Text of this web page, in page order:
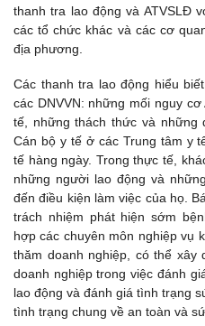
thanh tra lao động và ATVSLĐ
các tổ chức khác và các cơ
địa phương.
Các thanh tra lao động hiểu
các DNVVN: những mối nguy
tế, những thách thức và những
Cán bộ y tế ở các Trung tâm y
tế hàng ngày. Trong thực tế,
những người lao động và
đến điều kiện làm việc của họ.
trách nhiệm phát hiện sớm
hợp các chuyên môn nghiệp vụ
thăm doanh nghiệp, có thể
doanh nghiệp trong việc đánh
lao động và đánh giá tình trạng
tình trạng chung về an toàn và